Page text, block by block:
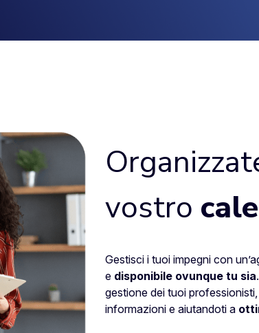
vostro
Gestisci i tuoi impegni con
e disponibile ovunque tu sia
gestione dei tuoi
informazioni e aiutandoti a